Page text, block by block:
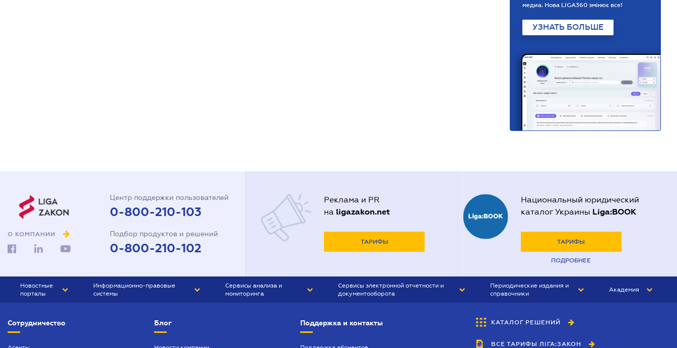
медиа. Нова LIGA360 змінює все!
УЗНАТЬ БОЛЬШЕ
О КОМПАНИИ
Центр поддержки пользователей
0-800-210-103
Подбор продуктов и решений
0-800-210-102
Реклама и PR
на ligazakon.net
ТАРИФЫ
Национальный юридический
каталог Украины Liga:BOOK
ТАРИФЫ
ПОДРОБНЕЕ
Новостные
порталы
БИЗНЕС
Информационно-правовые
системы
Сервисы анализа и
мониторинга
Сервисы электронной отчетности и
документооборота
Периодические издания и
справочники
БУХГАЛТЕР&ЗАКОН
ВЕСТНИК МСФО
Академия
Сотрудничество Блог Поддержка и контакты КАТАЛОГ РЕШЕНИЙ
ВСЕ ТАРИФЫ ЛІГА:ЗАКОН